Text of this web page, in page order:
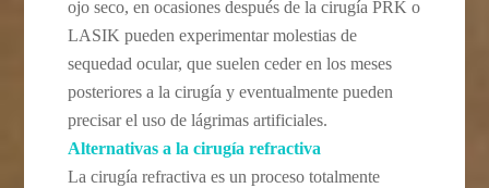
ojo seco, en ocasiones después de la cirugía PRK o
LASIK pueden experimentar molestias de
sequedad ocular, que suelen ceder en los meses
posteriores a la cirugía y eventualmente pueden
precisar el uso de lágrimas artificiales.
Alternativas a la cirugía refractiva
La cirugía refractiva es un proceso totalmente